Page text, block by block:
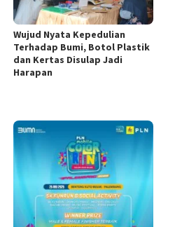
Wujud Nyata Kepedulian
Terhadap Bumi, Botol Plastik
dan Kertas Disulap Jadi
Harapan